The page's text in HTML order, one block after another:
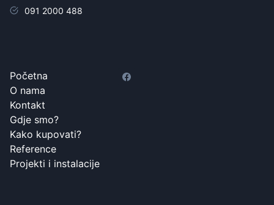
091 2000 488
Početna
O nama
Kontakt
Gdje smo?
Kako kupovati?
Reference
Projekti i instalacije